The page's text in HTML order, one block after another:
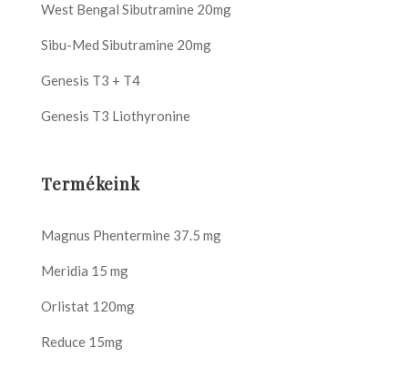
West Bengal Sibutramine 20mg
Sibu-Med Sibutramine 20mg
Genesis T3 + T4
Genesis T3 Liothyronine
Termékeink
Magnus Phentermine 37.5 mg
Meridia 15 mg
Orlistat 120mg
Reduce 15mg